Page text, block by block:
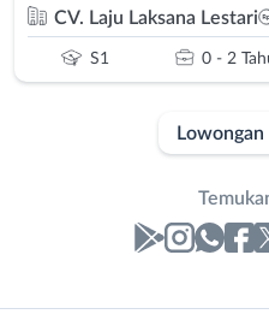
CV. Laju Laksana Lestari
S1 0 - 2
Lowongan